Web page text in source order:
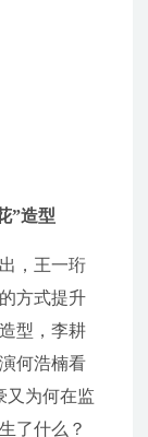
”造型
，王一珩
方式提升
型，李耕
何浩楠看
又为何在监
了什么？